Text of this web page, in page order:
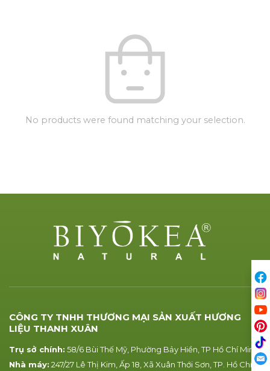
No products were found matching your selection.
CÔNG TY TNHH THƯƠNG MẠI SẢN XUẤT HƯƠNG
LIỆU THANH XUÂN
Trụ sở chính: 58/6 Bùi Thế Mỹ, Phường Bảy Hiền, TP Hồ Chí Minh
Nhà máy: 247/27 Lê Thị Kim, Ấp 18, Xã Xuân Thới Sơn, TP. Hồ Chí